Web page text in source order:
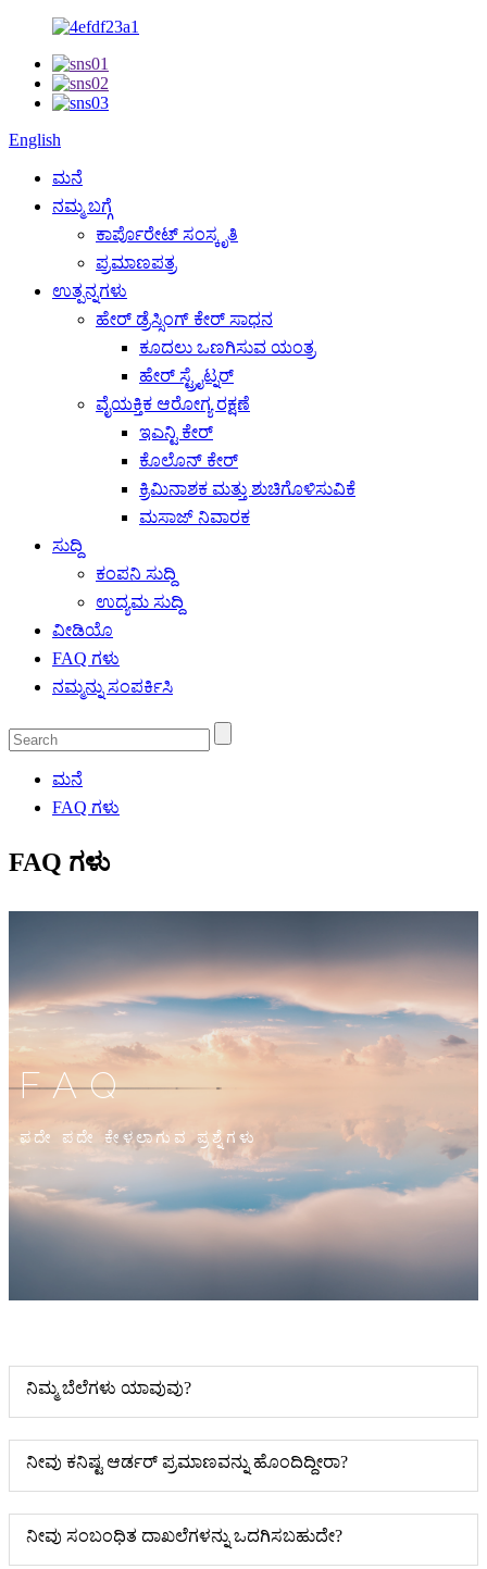
English
ಮನೆ
ನಮ್ಮ ಬಗ್ಗೆ
ಕಾರ್ಪೊರೇಟ್ ಸಂಸ್ಕೃತಿ
ಪ್ರಮಾಣಪತ್ರ
ಉತ್ಪನ್ನಗಳು
ಹೇರ್ ಡ್ರೆಸ್ಸಿಂಗ್ ಕೇರ್ ಸಾಧನ
ಕೂದಲು ಒಣಗಿಸುವ ಯಂತ್ರ
ಹೇರ್ ಸ್ಟ್ರೈಟ್ನರ್
ವೈಯಕ್ತಿಕ ಆರೋಗ್ಯ ರಕ್ಷಣೆ
ಇಎನ್ಟಿ ಕೇರ್
ಕೊಲೊನ್ ಕೇರ್
ಕ್ರಿಮಿನಾಶಕ ಮತ್ತು ಶುಚಿಗೊಳಿಸುವಿಕೆ
ಮಸಾಜ್ ನಿವಾರಕ
ಸುದ್ದಿ
ಕಂಪನಿ ಸುದ್ದಿ
ಉದ್ಯಮ ಸುದ್ದಿ
ವೀಡಿಯೊ
FAQ ಗಳು
ನಮ್ಮನ್ನು ಸಂಪರ್ಕಿಸಿ
ಮನೆ
FAQ ಗಳು
FAQ ಗಳು
FAQ
ಪದೇ ಪದೇ ಕೇಳಲಾಗುವ ಪ್ರಶ್ನೆಗಳು
ನಿಮ್ಮ ಬೆಲೆಗಳು ಯಾವುವು?
ನೀವು ಕನಿಷ್ಟ ಆರ್ಡರ್ ಪ್ರಮಾಣವನ್ನು ಹೊಂದಿದ್ದೀರಾ?
ನೀವು ಸಂಬಂಧಿತ ದಾಖಲೆಗಳನ್ನು ಒದಗಿಸಬಹುದೇ?